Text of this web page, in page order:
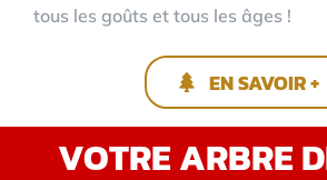
tous les goûts et tous les âges !
EN SAVOIR +
VOTRE ARBRE